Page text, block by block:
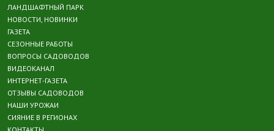
ЛАНДШАФТНЫЙ ПАРК
НОВОСТИ, НОВИНКИ
ГАЗЕТА
СЕЗОННЫЕ РАБОТЫ
ВОПРОСЫ САДОВОДОВ
ВИДЕОКАНАЛ
ИНТЕРНЕТ-ГАЗЕТА
ОТЗЫВЫ САДОВОДОВ
НАШИ УРОЖАИ
СИЯНИЕ В РЕГИОНАХ